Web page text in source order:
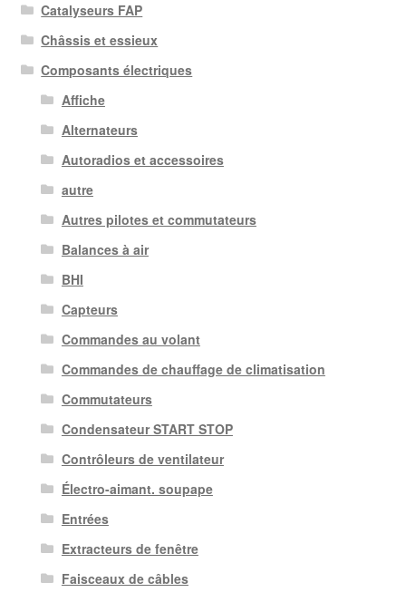
Catalyseurs FAP
Châssis et essieux
Composants électriques
Affiche
Alternateurs
Autoradios et accessoires
autre
Autres pilotes et commutateurs
Balances à air
BHI
Capteurs
Commandes au volant
Commandes de chauffage de climatisation
Commutateurs
Condensateur START STOP
Contrôleurs de ventilateur
Électro-aimant. soupape
Entrées
Extracteurs de fenêtre
Faisceaux de câbles